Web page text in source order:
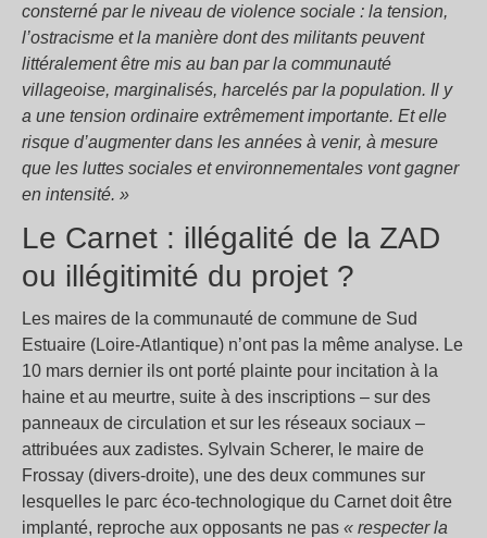
consterné par le niveau de violence sociale : la tension,
l’ostracisme et la manière dont des militants peuvent
littéralement être mis au ban par la communauté
villageoise, marginalisés, harcelés par la population. Il y
a une tension ordinaire extrêmement importante. Et elle
risque d’augmenter dans les années à venir, à mesure
que les luttes sociales et environnementales vont gagner
en intensité. »
Le Carnet : illégalité de la ZAD
ou illégitimité du projet ?
Les maires de la communauté de commune de Sud
Estuaire (Loire-Atlantique) n’ont pas la même analyse. Le
10 mars dernier ils ont porté plainte pour incitation à la
haine et au meurtre, suite à des inscriptions – sur des
panneaux de circulation et sur les réseaux sociaux –
attribuées aux zadistes. Sylvain Scherer, le maire de
Frossay (divers-droite), une des deux communes sur
lesquelles le parc éco-technologique du Carnet doit être
implanté, reproche aux opposants ne pas « respecter la